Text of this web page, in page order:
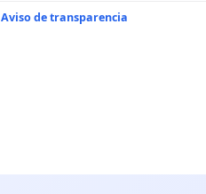
Aviso de transparencia